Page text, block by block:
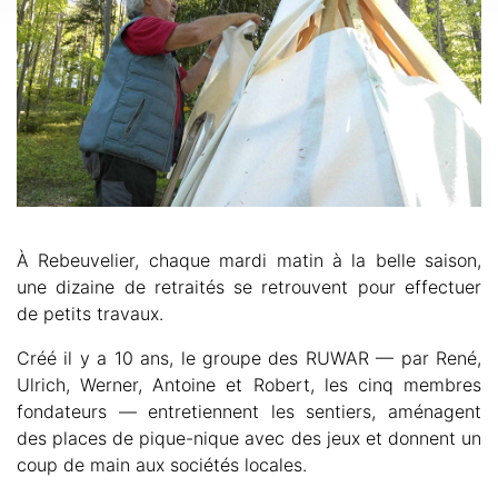
À Rebeuvelier, chaque mardi matin à la belle saison,
une dizaine de retraités se retrouvent pour effectuer
de petits travaux.
Créé il y a 10 ans, le groupe des RUWAR — par René,
Ulrich, Werner, Antoine et Robert, les cinq membres
fondateurs — entretiennent les sentiers, aménagent
des places de pique-nique avec des jeux et donnent un
coup de main aux sociétés locales.